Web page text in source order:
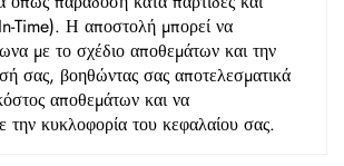
In-Time). Η αποστολή μπορεί να
με το σχέδιο αποθεμάτων και την
σας, βοηθώντας σας αποτελεσματικά
αποθεμάτων και να
την κυκλοφορία του κεφαλαίου σας.